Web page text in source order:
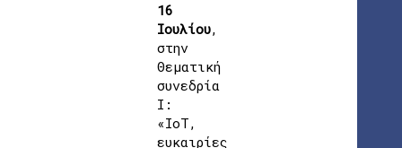
16
Ιουλίου,
στην
Θεματική
συνεδρία
Ι:
«IoT,
ευκαιρίες